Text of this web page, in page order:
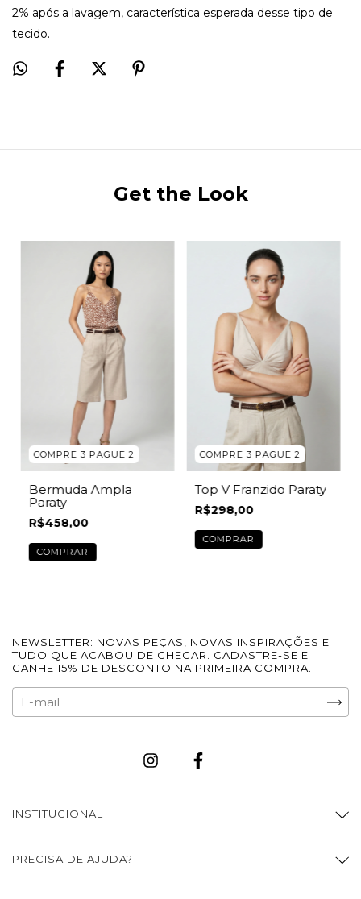
2% após a lavagem, característica esperada desse tipo de
tecido.
Get the Look
COMPRE 3 PAGUE 2
Bermuda Ampla
Paraty
R$458,00
COMPRAR
COMPRE 3 PAGUE 2
Top V Franzido Paraty
R$298,00
COMPRAR
NEWSLETTER: NOVAS PEÇAS, NOVAS INSPIRAÇÕES E
TUDO QUE ACABOU DE CHEGAR. CADASTRE-SE E
GANHE 15% DE DESCONTO NA PRIMEIRA COMPRA.
INSTITUCIONAL
PRECISA DE AJUDA?